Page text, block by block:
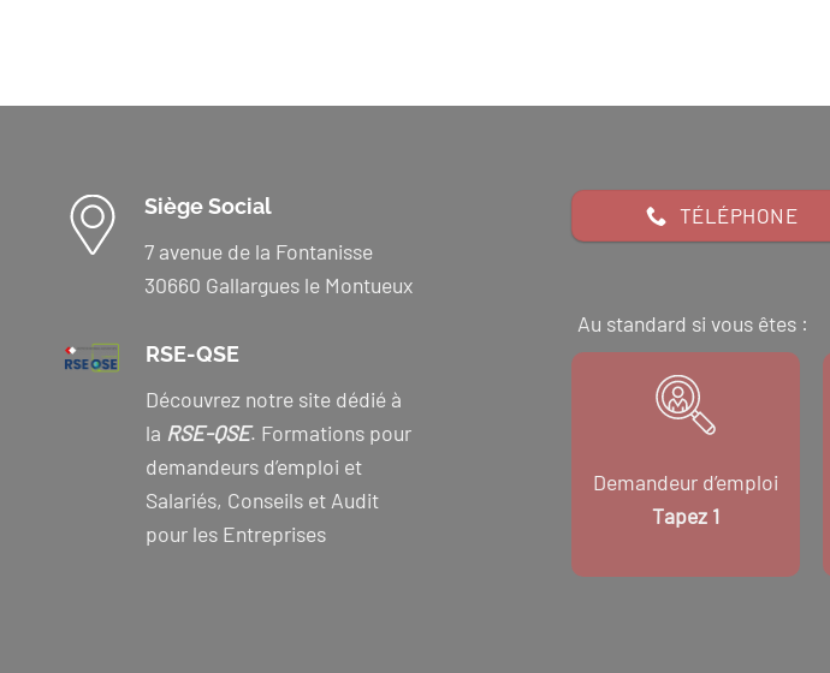
Siège Social
7 avenue de la Fontanisse
30660 Gallargues le Montueux
RSE-QSE
Découvrez notre site dédié à
la RSE-QSE. Formations pour
demandeurs d’emploi et
Salariés, Conseils et Audit
pour les Entreprises
TÉLÉPHONE
Au standard si vous êtes :
Demandeur d’emploi
Tapez 1